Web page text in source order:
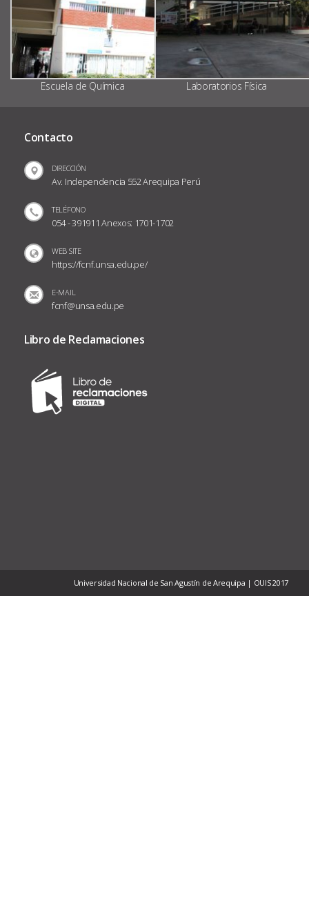
Escuela de Química Laboratorios Física
Contacto
DIRECCIÓN
Av. Independencia 552 Arequipa Perú
TELÉFONO
054 - 391911 Anexos: 1701-1702
WEB SITE
https://fcnf.unsa.edu.pe/
E-MAIL
fcnf@unsa.edu.pe
Libro de Reclamaciones
Universidad Nacional de San Agustín de Arequipa | OUIS 2017